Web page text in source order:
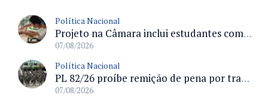
Política Nacional
Projeto na Câmara inclui estudantes com deficiência no regime escolar especial da LDB e estabelece critérios para frequência
07/08/2026
Política Nacional
PL 82/26 proíbe remição de pena por trabalho em funções militares para condenados por crimes contra o Estado Democrático de Direito
07/08/2026